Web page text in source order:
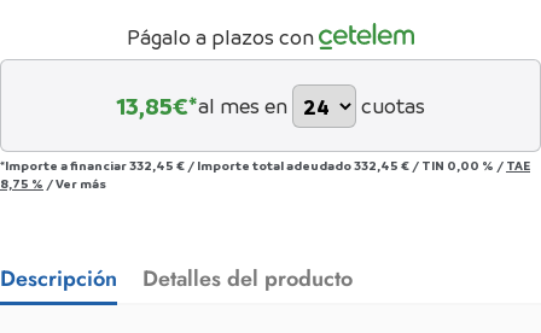
Págalo a plazos con
13,85€*al mes en cuotas
*Importe a financiar332,45 € / Importe total adeudado332,45 € / TIN 0,00 % / TAE
8,75 % /Ver más
Descripción Detalles del producto